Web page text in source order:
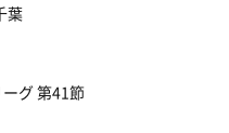
葉
ーグ 第41節